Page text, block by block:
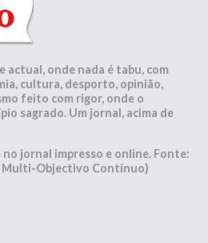
actual, onde nada é tabu, com
cultura, desporto, opinião,
feito com rigor, onde o
sagrado. Um jornal, acima de
jornal impresso e online. Fonte:
Multi-Objectivo Contínuo)